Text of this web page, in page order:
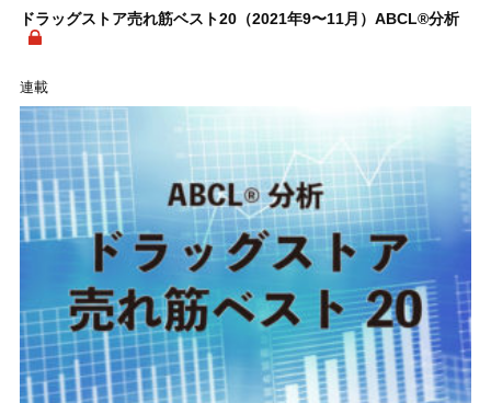
ドラッグストア売れ筋ベスト20（2021年9〜11月）ABCL®分析
連載